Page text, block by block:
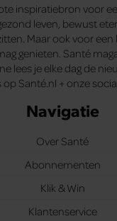
inspiratiebron voor
leven, bewust
Maar ook voor een
genieten. Santé
lees je elke dag de
Santé.nl + onze
Navigatie
Over Santé
Abonnementen
Klik & Win
Klantenservice